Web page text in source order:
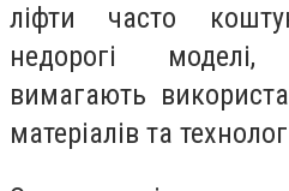
ліфти часто
недорогі
вимагають
матеріалів та